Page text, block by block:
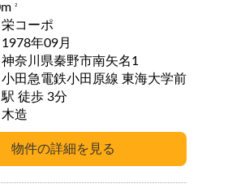
2
栄コーポ
1978年09月
神奈川県秦野市南矢名1
小田急電鉄小田原線 東海大学前
駅 徒歩 3分
木造